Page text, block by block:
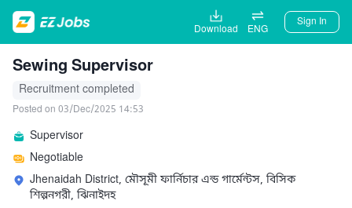
Download ENG
Sign In
Sewing Supervisor
Recruitment completed
Posted on 03/Dec/2025 14:53
Supervisor
Negotiable
Jhenaidah District, মৌসূমী ফার্নিচার এন্ড গার্মেন্টস, বিসিক
শিল্পনগরী, ঝিনাইদহ